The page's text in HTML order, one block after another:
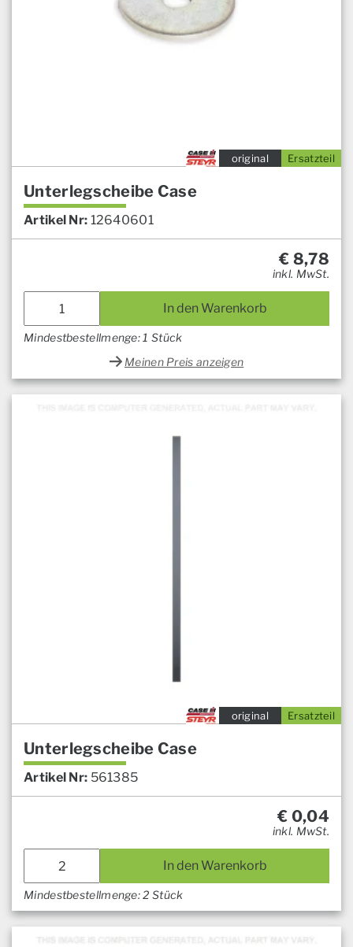
Ersatzteil
original
Unterlegscheibe Case
Artikel Nr: 12640601
€ 8,78
inkl. MwSt.
In den Warenkorb
Mindestbestellmenge: 1 Stück
Meinen Preis anzeigen
Ersatzteil
original
Unterlegscheibe Case
Artikel Nr: 561385
€ 0,04
inkl. MwSt.
In den Warenkorb
Mindestbestellmenge: 2 Stück